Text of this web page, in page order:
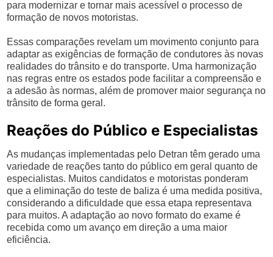
para modernizar e tornar mais acessível o processo de
formação de novos motoristas.
Essas comparações revelam um movimento conjunto para
adaptar as exigências de formação de condutores às novas
realidades do trânsito e do transporte. Uma harmonização
nas regras entre os estados pode facilitar a compreensão e
a adesão às normas, além de promover maior segurança no
trânsito de forma geral.
Reações do Público e Especialistas
As mudanças implementadas pelo Detran têm gerado uma
variedade de reações tanto do público em geral quanto de
especialistas. Muitos candidatos e motoristas ponderam
que a eliminação do teste de baliza é uma medida positiva,
considerando a dificuldade que essa etapa representava
para muitos. A adaptação ao novo formato do exame é
recebida como um avanço em direção a uma maior
eficiência.